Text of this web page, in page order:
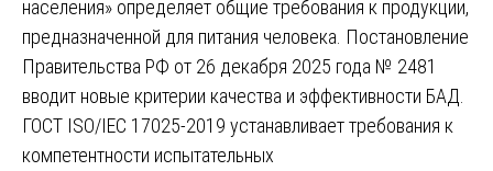
населения» определяет общие требования к продукции,
предназначенной для питания человека. Постановление
Правительства РФ от 26 декабря 2025 года № 2481
вводит новые критерии качества и эффективности БАД.
ГОСТ ISO/IEC 17025-2019 устанавливает требования к
компетентности испытательных